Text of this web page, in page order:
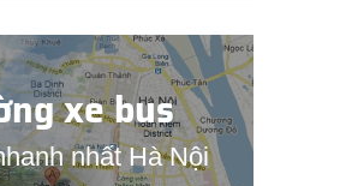
xe bus
nhất Hà Nội